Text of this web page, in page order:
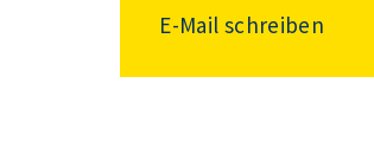
E-Mail schreiben